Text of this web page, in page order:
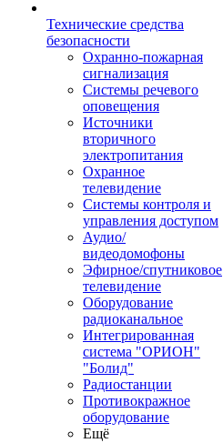
Технические средства
безопасности
Охранно-пожарная
сигнализация
Системы речевого
оповещения
Источники
вторичного
электропитания
Охранное
телевидение
Системы контроля и
управления доступом
Аудио/
видеодомофоны
Эфирное/спутниковое
телевидение
Оборудование
радиоканальное
Интегрированная
система "ОРИОН"
"Болид"
Радиостанции
Противокражное
оборудование
Ещё